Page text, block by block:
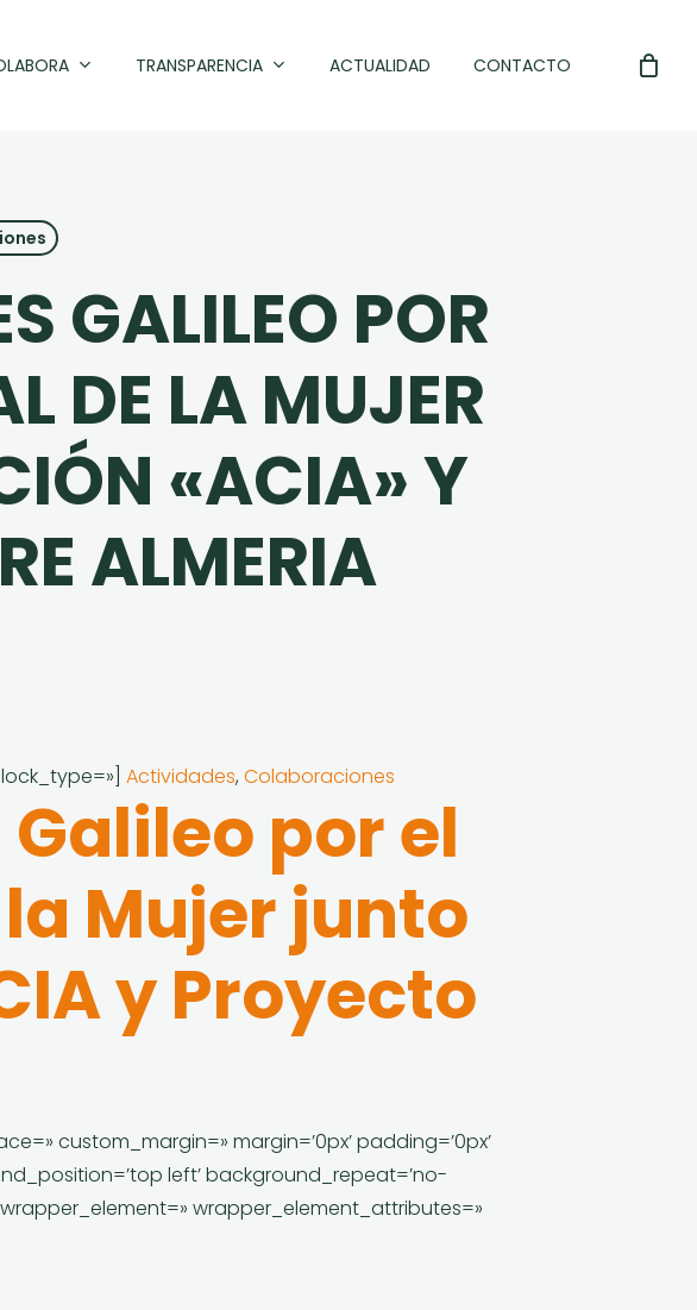
TRANSPARENCIA ACTUALIDAD CONTACTO
GALILEO POR
DE LA MUJER
«ACIA» Y
ALMERIA
Actividades, Colaboraciones
por el
Mujer junto
y Proyecto
custom_margin=» margin=’0px’ padding=’0px’
left’ background_repeat=’no-
wrapper_element_attributes=»